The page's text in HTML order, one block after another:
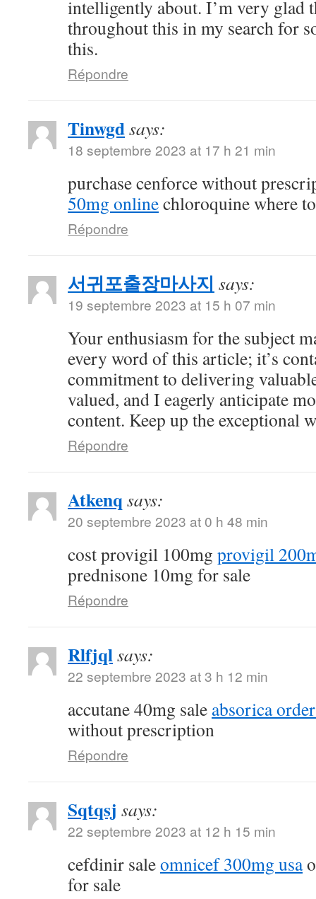
intelligently about. I’m very glad
throughout this in my search for
this.
Répondre
Tinwgdsays:
18 septembre 2023 at 17 h 21 min
purchase cenforce without
50mg onlinechloroquine where
Répondre
서귀포출장마사지 says:
19 septembre 2023 at 15 h 07 min
Your enthusiasm for the subject
every word of this article; it’s
commitment to delivering
valued, and I eagerly anticipate
content. Keep up the exceptional
Répondre
Atkenq says:
20 septembre 2023 at 0 h 48 min
cost provigil 100mg provigil
prednisone 10mg for sale
Répondre
Rlfjqlsays:
22 septembre 2023 at 3 h 12 min
accutane 40mg sale absorica
without prescription
Répondre
Sqtqsj says:
22 septembre 2023 at 12 h 15 min
cefdinir saleomnicef 300mg usa
for sale